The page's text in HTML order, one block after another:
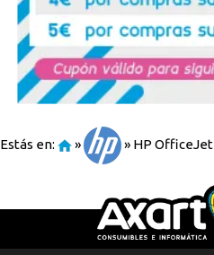
Estás en: » » HP OfficeJet